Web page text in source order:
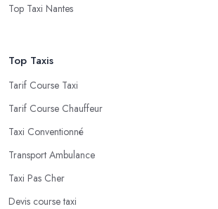
Top Taxi Nantes
Top Taxis
Tarif Course Taxi
Tarif Course Chauffeur
Taxi Conventionné
Transport Ambulance
Taxi Pas Cher
Devis course taxi